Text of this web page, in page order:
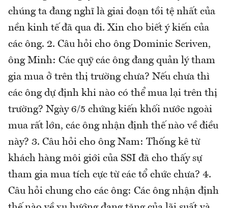
chúng ta đang nghĩ là giai đoạn tồi tệ nhất của
nền kinh tế đã qua đi. Xin cho biết ý kiến của
các ông. 2. Câu hỏi cho ông Dominic Scriven,
ông Minh: Các quỹ các ông đang quản lý tham
gia mua ở trên thị trường chưa? Nếu chưa thì
các ông dự định khi nào có thể mua lại trên thị
trường? Ngày 6/5 chứng kiến khối nước ngoài
mua rất lớn, các ông nhận định thế nào về điều
này? 3. Câu hỏi cho ông Nam: Thống kê từ
khách hàng môi giới của SSI đã cho thấy sự
tham gia mua tích cực từ các tổ chức chưa? 4.
Câu hỏi chung cho các ông: Các ông nhận định